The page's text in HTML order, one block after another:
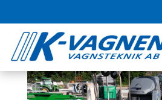
Leverans K-Heat
jun 18, 2021|Ogräsbekämpning